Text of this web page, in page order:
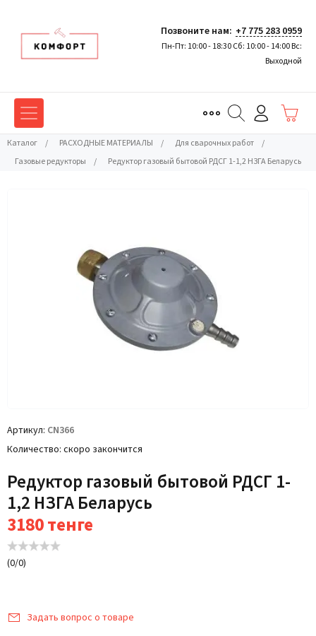
Позвоните нам: +7 775 283 0959
Пн-Пт: 10:00 - 18:30 Сб: 10:00 - 14:00 Вс:
Выходной
Каталог / РАСХОДНЫЕ МАТЕРИАЛЫ / Для сварочных работ
/
Газовые редукторы
/ Редуктор газовый бытовой РДСГ 1-1,2 НЗГА Беларусь
Артикул CN366
Количество скоро закончится
Редуктор газовый бытовой РДСГ 1-
1,2 НЗГА Беларусь
3180тенге
(0/0)
Задать вопрос о товаре